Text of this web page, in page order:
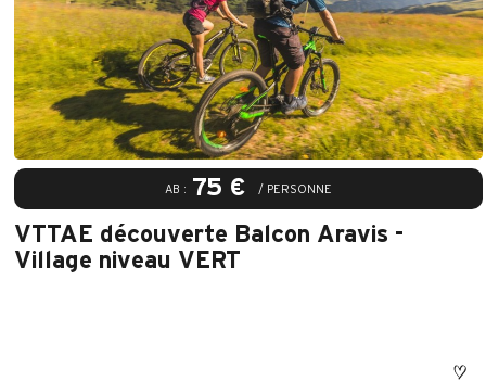
AB : 75 € / PERSONNE
VTTAE découverte Balcon Aravis -
Village niveau VERT